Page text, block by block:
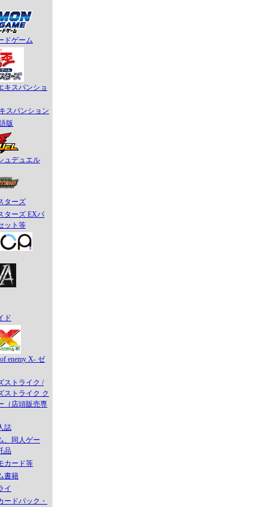
ドゲーム
キスパンショ
スパンション
版
ュデュエル
ターズ
ターズ EXパ
ット等
ド
enemy X- ゼ
ストライク /
ストライク ク
（店頭販売専
誌
、同人ゲー
品
カード等
書籍
イ
ードパック・